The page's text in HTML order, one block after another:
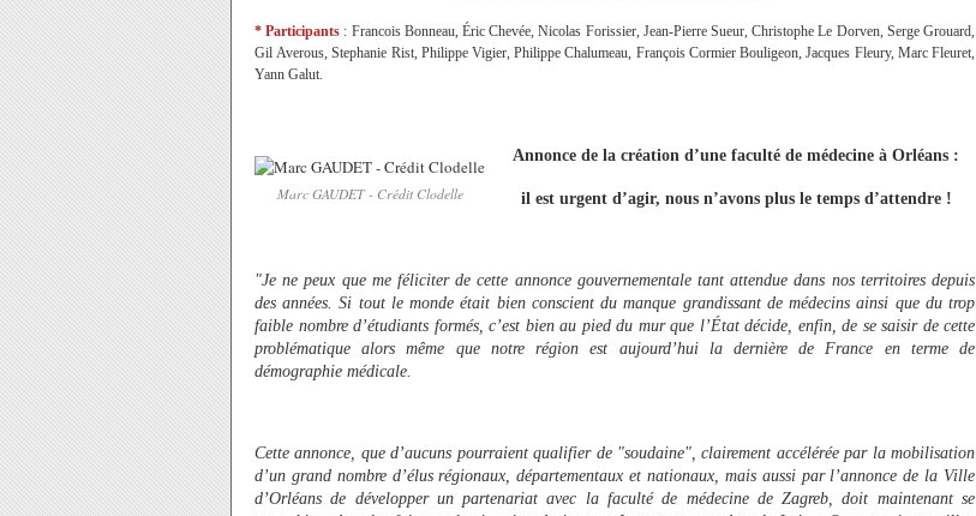
* Participants : Francois Bonneau, Éric Chevée, Nicolas Forissier, Jean-Pierre Sueur, Christophe Le Dorven, Serge Grouard,
Gil Averous, Stephanie Rist, Philippe Vigier, Philippe Chalumeau, François Cormier Bouligeon, Jacques Fleury, Marc Fleuret,
Yann Galut.
Marc GAUDET - Crédit Clodelle
Annonce de la création d’une faculté de médecine à Orléans :
il est urgent d’agir, nous n’avons plus le temps d’attendre !
"Je ne peux que me féliciter de cette annonce gouvernementale tant attendue dans nos territoires depuis
des années. Si tout le monde était bien conscient du manque grandissant de médecins ainsi que du trop
faible nombre d’étudiants formés, c’est bien au pied du mur que l’État décide, enfin, de se saisir de cette
problématique alors même que notre région est aujourd’hui la dernière de France en terme de
démographie médicale.
Cette annonce, que d’aucuns pourraient qualifier de "soudaine", clairement accélérée par la mobilisation
d’un grand nombre d’élus régionaux, départementaux et nationaux, mais aussi par l’annonce de la Ville
d’Orléans de développer un partenariat avec la faculté de médecine de Zagreb, doit maintenant se